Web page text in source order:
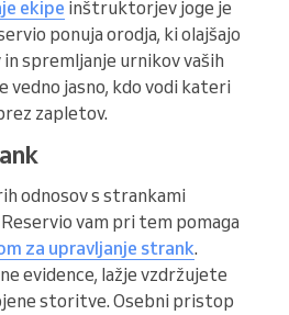
ekipe inštruktorjev joge je
ponuja orodja, ki olajšajo
spremljanje urnikov vaših
vedno jasno, kdo vodi kateri
zapletov.
odnosov s strankami
vam pri tem pomaga
za upravljanje strank.
evidence, lažje vzdržujete
storitve. Osebni pristop